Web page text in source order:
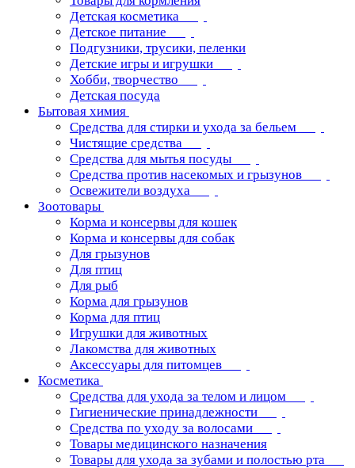
Детская косметика
Детское питание
Подгузники, трусики, пеленки
Детские игры и игрушки
Хобби, творчество
Детская посуда
Бытовая химия
Средства для стирки и ухода за бельем
Чистящие средства
Средства для мытья посуды
Средства против насекомых и грызунов
Освежители воздуха
Зоотовары
Корма и консервы для кошек
Корма и консервы для собак
Для грызунов
Для птиц
Для рыб
Корма для грызунов
Корма для птиц
Игрушки для животных
Лакомства для животных
Аксессуары для питомцев
Косметика
Средства для ухода за телом и лицом
Гигиенические принадлежности
Средства по уходу за волосами
Товары медицинского назначения
Товары для ухода за зубами и полостью рта